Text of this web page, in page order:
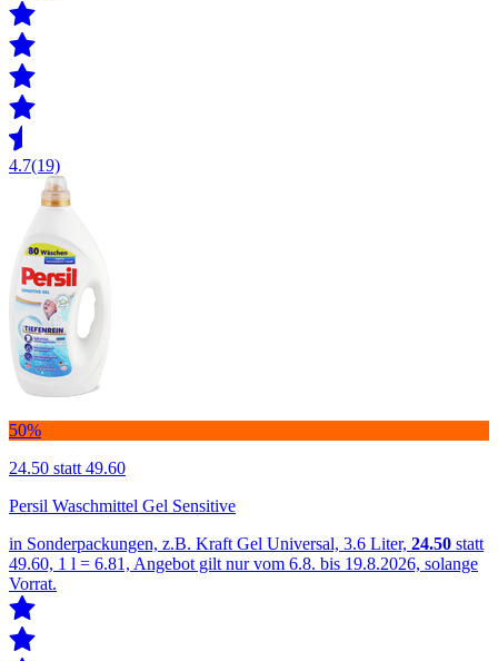
4.7(19)
50%
24.50 statt 49.60
Persil Waschmittel Gel Sensitive
in Sonderpackungen, z.B. Kraft Gel Universal, 3.6 Liter, 24.50 statt
49.60, 1 l = 6.81, Angebot gilt nur vom 6.8. bis 19.8.2026, solange
Vorrat.